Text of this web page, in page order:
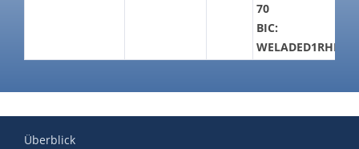
70
BIC:
WELADED1RHD
Überblick